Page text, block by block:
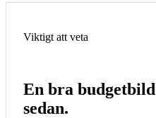
Viktigt att veta
En bra
sedan.